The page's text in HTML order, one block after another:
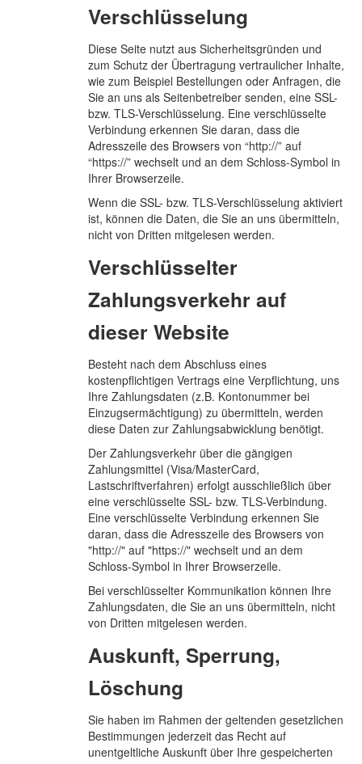
Verschlüsselung
Diese Seite nutzt aus Sicherheitsgründen und
zum Schutz der Übertragung vertraulicher Inhalte,
wie zum Beispiel Bestellungen oder Anfragen, die
Sie an uns als Seitenbetreiber senden, eine SSL-
bzw. TLS-Verschlüsselung. Eine verschlüsselte
Verbindung erkennen Sie daran, dass die
Adresszeile des Browsers von “http://” auf
“https://” wechselt und an dem Schloss-Symbol in
Ihrer Browserzeile.
Wenn die SSL- bzw. TLS-Verschlüsselung aktiviert
ist, können die Daten, die Sie an uns übermitteln,
nicht von Dritten mitgelesen werden.
Verschlüsselter
Zahlungsverkehr auf
dieser Website
Besteht nach dem Abschluss eines
kostenpflichtigen Vertrags eine Verpflichtung, uns
Ihre Zahlungsdaten (z.B. Kontonummer bei
Einzugsermächtigung) zu übermitteln, werden
diese Daten zur Zahlungsabwicklung benötigt.
Der Zahlungsverkehr über die gängigen
Zahlungsmittel (Visa/MasterCard,
Lastschriftverfahren) erfolgt ausschließlich über
eine verschlüsselte SSL- bzw. TLS-Verbindung.
Eine verschlüsselte Verbindung erkennen Sie
daran, dass die Adresszeile des Browsers von
"http://" auf "https://" wechselt und an dem
Schloss-Symbol in Ihrer Browserzeile.
Bei verschlüsselter Kommunikation können Ihre
Zahlungsdaten, die Sie an uns übermitteln, nicht
von Dritten mitgelesen werden.
Auskunft, Sperrung,
Löschung
Sie haben im Rahmen der geltenden gesetzlichen
Bestimmungen jederzeit das Recht auf
unentgeltliche Auskunft über Ihre gespeicherten